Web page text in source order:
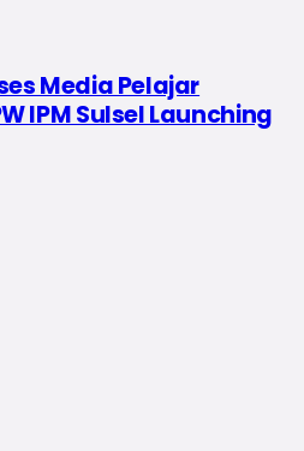
Media Pelajar
IPM Sulsel Launching